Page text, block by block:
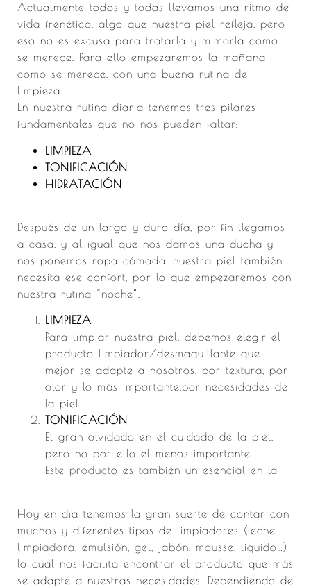
Actualmente todos y todas llevamos una ritmo de
vida frenético, algo que nuestra piel refleja, pero
eso no es excusa para tratarla y mimarla como
se merece. Para ello empezaremos la mañana
como se merece, con una buena rutina de
limpieza.
En nuestra rutina diaria tenemos tres pilares
fundamentales que no nos pueden faltar:
LIMPIEZA
TONIFICACIÓN
HIDRATACIÓN
Después de un largo y duro día, por fin llegamos
a casa, y al igual que nos damos una ducha y
nos ponemos ropa cómada, nuestra piel también
necesita ese confort, por lo que empezaremos con
nuestra rutina “noche”.
LIMPIEZA
Para limpiar nuestra piel, debemos elegir el
producto limpiador/desmaquillante que
mejor se adapte a nosotros, por textura, por
olor y lo más importante,por necesidades de
la piel.
TONIFICACIÓN
El gran olvidado en el cuidado de la piel,
pero no por ello el menos importante.
Este producto es también un esencial en la
Hoy en dia tenemos la gran suerte de contar con
muchos y diferentes tipos de limpiadores (leche
limpiadora, emulsión, gel, jabón, mousse, liquido…)
lo cual nos facilita encontrar el producto que más
se adapte a nuestras necesidades. Dependiendo de